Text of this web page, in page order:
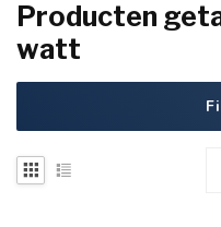
Producten
watt